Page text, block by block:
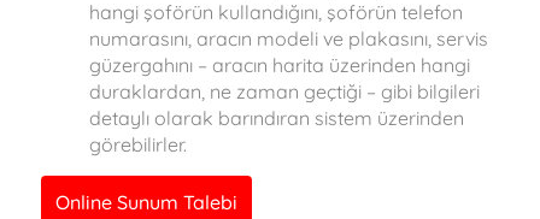
hangi şoförün kullandığını, şoförün telefon
numarasını, aracın modeli ve plakasını, servis
güzergahını – aracın harita üzerinden hangi
duraklardan, ne zaman geçtiği – gibi bilgileri
detaylı olarak barındıran sistem üzerinden
görebilirler.
Online Sunum Talebi